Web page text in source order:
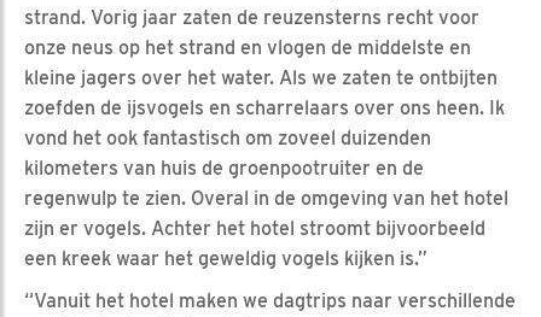
strand. Vorig jaar zaten de reuzensterns recht voor
onze neus op het strand en vlogen de middelste en
kleine jagers over het water. Als we zaten te ontbijten
zoefden de ijsvogels en scharrelaars over ons heen. Ik
vond het ook fantastisch om zoveel duizenden
kilometers van huis de groenpootruiter en de
regenwulp te zien. Overal in de omgeving van het hotel
zijn er vogels. Achter het hotel stroomt bijvoorbeeld
een kreek waar het geweldig vogels kijken is.”
“Vanuit het hotel maken we dagtrips naar verschillende